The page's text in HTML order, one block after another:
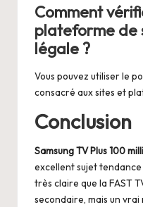
Comment
plateforme de
légale ?
Vous pouvez utiliser le
consacré aux sites et
Conclusion
Samsung TV Plus 100
excellent sujet
très claire que la FAST
secondaire, mais un